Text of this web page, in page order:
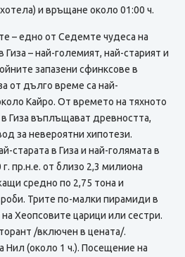
и връщане около 01:00 ч.
– едно от Седемте чудеса на
– най-големият, най-старият и
запазени сфинксове в
от дълго време са най-
Кайро. От времето на тяхното
Гиза въплъщават древността,
за невероятни хипотези.
старата в Гиза и най-голямата в
пр.н.е. от близо 2,3 милиона
средно по 2,75 тона и
Трите по-малки пирамиди в
Хеопсовите царици или сестри.
/включен в цената/.
Нил (около 1 ч.). Посещение на